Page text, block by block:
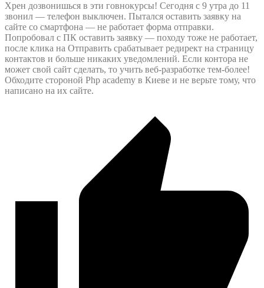
Хрен дозвонишься в эти говнокурсы! Сегодня с 9 утра до 11
звонил — телефон выключен. Пытался оставить заявку на
сайте со смартфона — не работает форма отправки.
Попробовал с ПК оставить заявку — походу тоже не работает,
после клика на Отправить срабатывает редирект на страницу
контактов и больше никаких уведомлений. Если контора не
может свой сайт сделать, то учить веб-разработке тем-более!
Обходите стороной Php academy в Киеве и не верьте тому, что
написано на их сайте.